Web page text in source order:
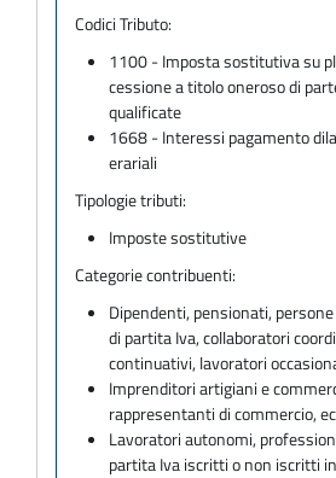
Codici Tributo:
1100 - Imposta sostitutiva su
cessione a titolo oneroso di
qualificate
1668 - Interessi pagamento
erariali
Tipologie tributi:
Imposte sostitutive
Categorie contribuenti:
Dipendenti, pensionati,
di partita Iva, collaboratori
continuativi, lavoratori
Imprenditori artigiani e
rappresentanti di commercio,
Lavoratori autonomi,
partita Iva iscritti o non iscritti